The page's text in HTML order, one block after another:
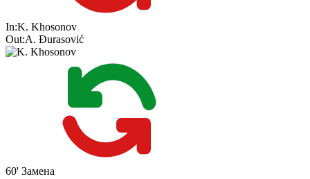
In:K. Khosonov
Out:A. Đurasović
60' Замена